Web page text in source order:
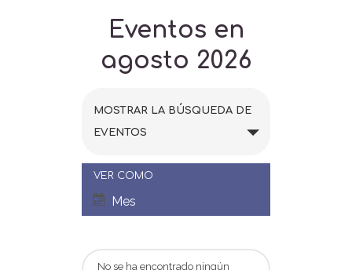
Eventos en
agosto 2026
N
a
v
e
MOSTRAR LA BÚSQUEDA DE
EVENTOS
N
a
VER COMO
Mes
No se ha encontrado ningún